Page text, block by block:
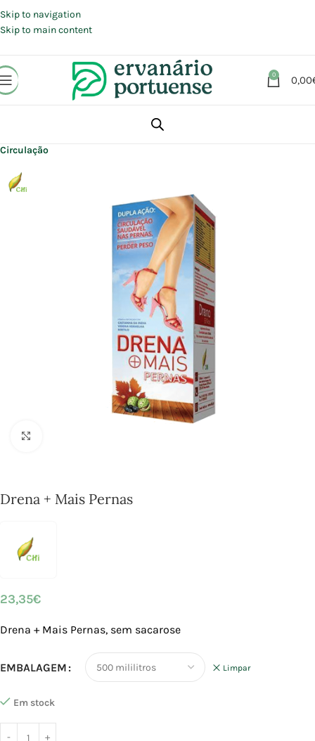
Skip to navigation
Skip to main content
0 0,00
Suplementos alimentares
Circulação
Drena + Mais Pernas
23,35€
Drena + Mais Pernas, sem sacarose
EMBALAGEM Limpar
Em stock